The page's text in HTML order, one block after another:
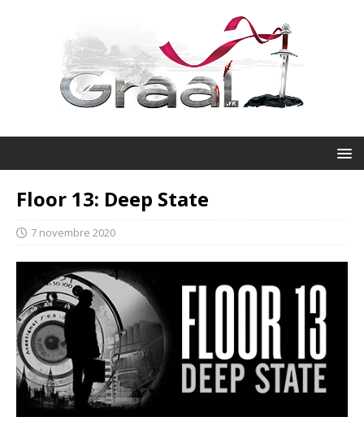
Floor 13: Deep State
7 novembre 2020